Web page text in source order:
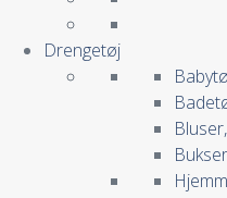
Drengetøj
Bukser